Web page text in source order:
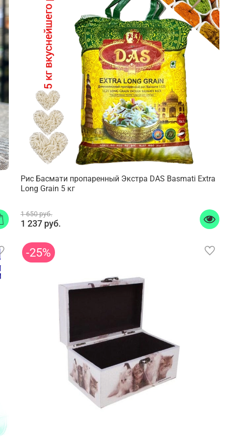
Рис Басмати пропаренный Экстра DAS Basmati Extra
Long Grain 5 кг
1 650 руб.
1 237 руб.
-25%